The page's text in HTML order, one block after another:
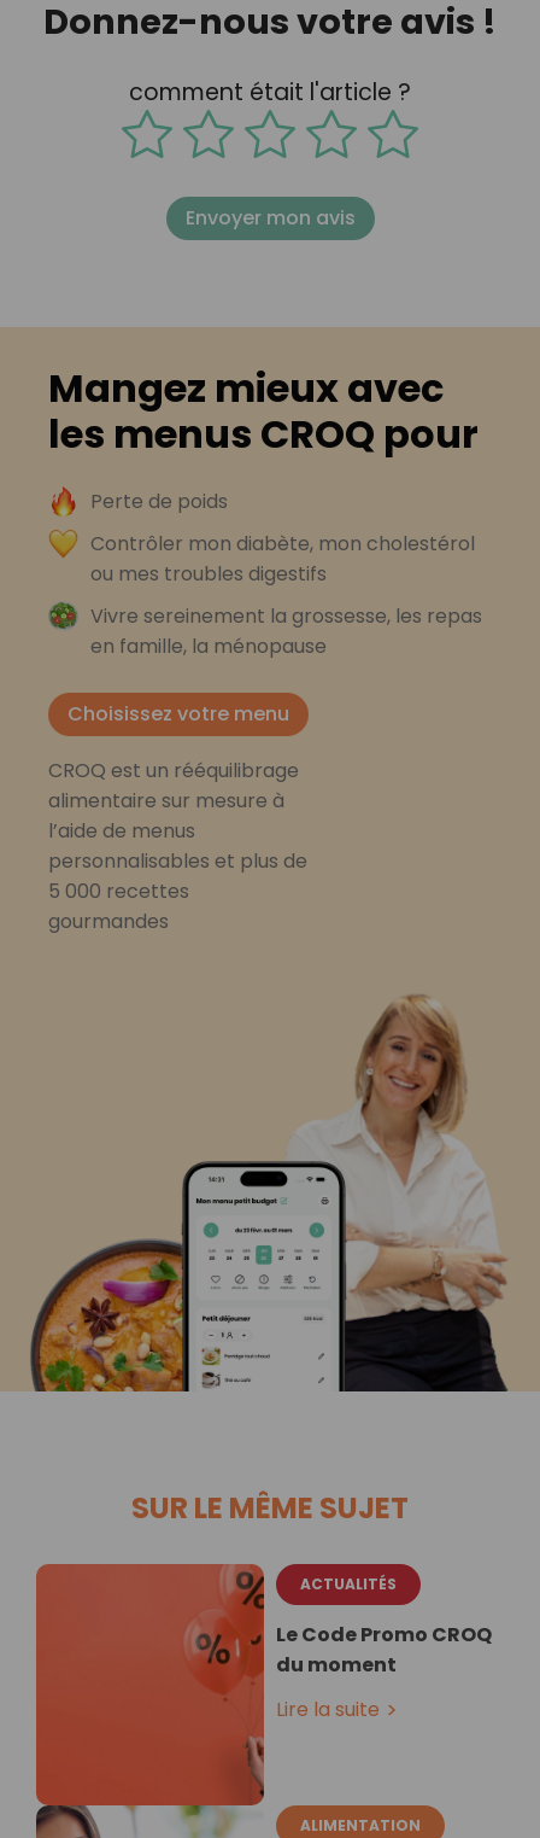
Donnez-nous votre avis !
comment était l'article ?
Envoyer mon avis
Mangez mieux avec
les menus CROQ pour
Perte de poids
Contrôler mon diabète, mon cholestérol
ou mes troubles digestifs
Vivre sereinement la grossesse, les repas
en famille, la ménopause
Choisissez votre menu
CROQ est un rééquilibrage
alimentaire sur mesure à
l’aide de menus
personnalisables et plus de
5 000 recettes
gourmandes
SUR LE MÊME SUJET
ACTUALITÉS
Le Code Promo CROQ
du moment
Lire la suite
ALIMENTATION